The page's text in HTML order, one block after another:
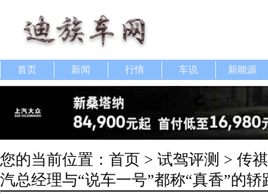
首页 新闻 行情 车说 新能源
您的当前位置： 首页 > 试驾评测 > 传
汽总经理与“说车一号”都称“真香”的轿